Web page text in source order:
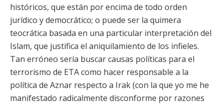
históricos, que están por encima de todo orden
jurídico y democrático; o puede ser la quimera
teocrática basada en una particular interpretación del
Islam, que justifica el aniquilamiento de los infieles.
Tan erróneo sería buscar causas políticas para el
terrorismo de ETA como hacer responsable a la
política de Aznar respecto a Irak (con la que yo me he
manifestado radicalmente disconforme por razones